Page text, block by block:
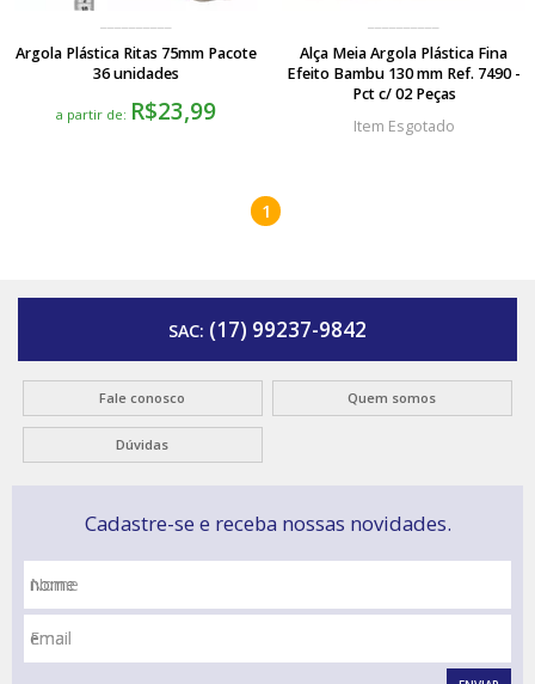
Argola Plástica Ritas 75mm Pacote
36 unidades
a partir de: R$23,99
Alça Meia Argola Plástica Fina
Efeito Bambu 130 mm Ref. 7490 -
Pct c/ 02 Peças
Esgotado
1
SAC: (17) 99237-9842
Fale conosco Quem somos
Dúvidas
Cadastre-se e receba nossas novidades.
Nome
Email